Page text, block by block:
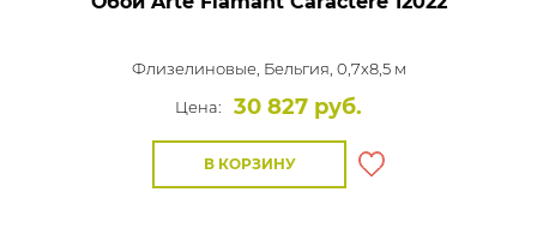
Флизелиновые, Бельгия, 0,7x8,5 м
Цена:
30 827 руб.
В КОРЗИНУ